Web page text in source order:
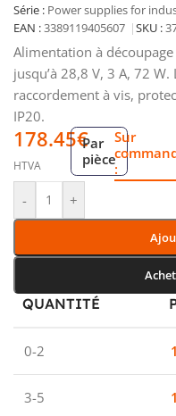
Série : Power supplies for
EAN :3389119405607 SKU :
Alimentation à
jusqu’à 28,8 V, 3 A, 72 W.
raccordement à vis,
IP20.
178.45€
HTVA
Par
pièce
Sur
:
-
+
QUANTITÉ
0-2
3-5